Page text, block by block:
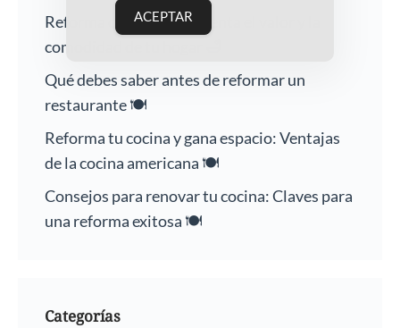
Reforma de baños: Aumenta el valor y la
comodidad de tu hogar 🛁
Qué debes saber antes de reformar un
restaurante 🍽️
Reforma tu cocina y gana espacio: Ventajas
de la cocina americana 🍽️
Consejos para renovar tu cocina: Claves para
una reforma exitosa 🍽️
Categorías
ACEPTAR